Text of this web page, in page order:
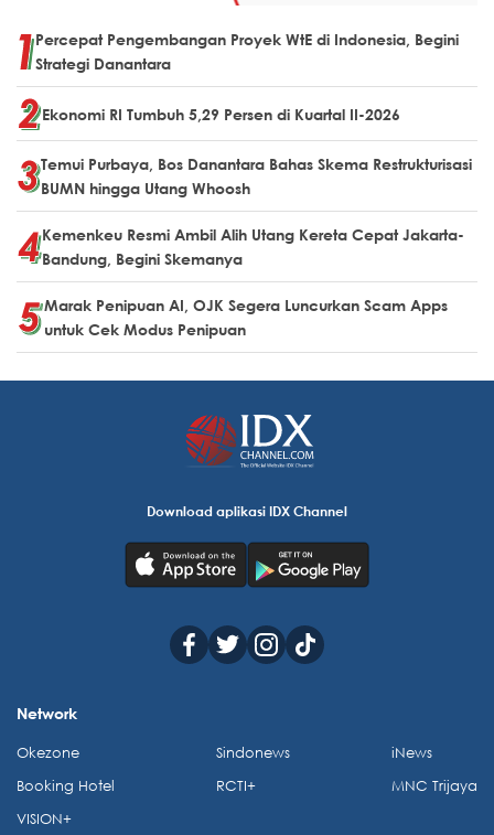
Percepat Pengembangan Proyek WtE di Indonesia, Begini
Strategi Danantara
Ekonomi RI Tumbuh 5,29 Persen di Kuartal II-2026
Temui Purbaya, Bos Danantara Bahas Skema Restrukturisasi
BUMN hingga Utang Whoosh
Kemenkeu Resmi Ambil Alih Utang Kereta Cepat Jakarta-
Bandung, Begini Skemanya
Marak Penipuan AI, OJK Segera Luncurkan Scam Apps
untuk Cek Modus Penipuan
Download aplikasi IDX Channel
Network
Okezone
Booking Hotel
VISION+
Sindonews
RCTI+
iNews
MNC Trijaya